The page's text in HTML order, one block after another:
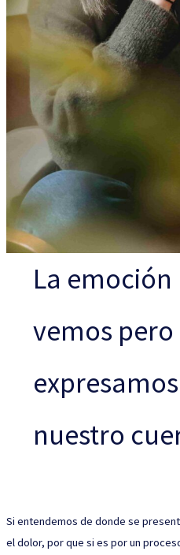
La emoción
vemos pero
nuestro
Si entendemos de donde se
el dolor, por que si es por un